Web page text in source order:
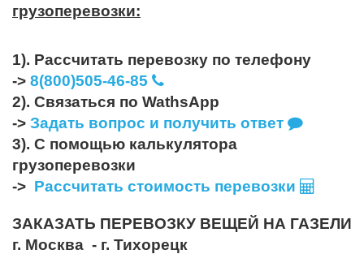
грузоперевозки:
1). Рассчитать перевозку по телефону
-> 8(800)505-46-85
2). Связаться по WathsApp
-> Задать вопрос и получить ответ
3). С помощью калькулятора
грузоперевозки
-> Рассчитать стоимость перевозки
ЗАКАЗАТЬ ПЕРЕВОЗКУ ВЕЩЕЙ НА ГАЗЕЛИ
г. Москва - г. Тихорецк